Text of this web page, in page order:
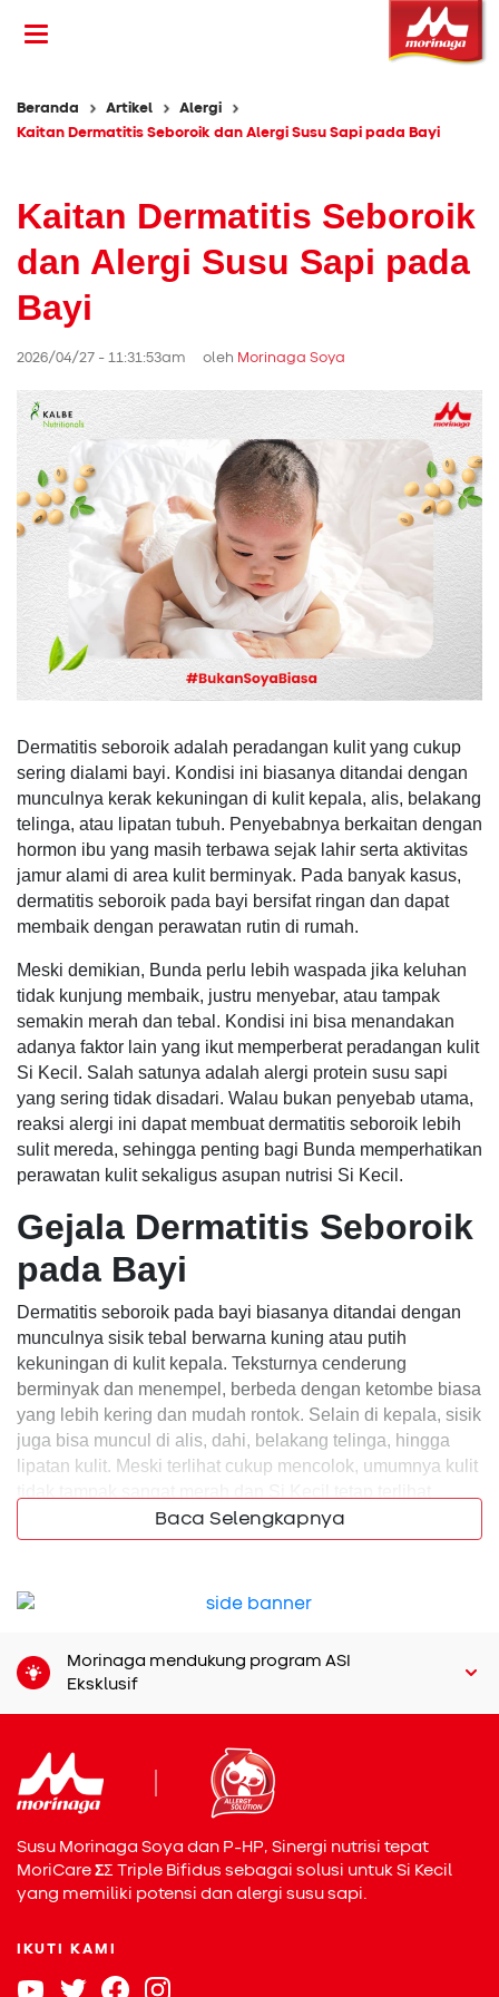
Beranda Artikel
Alergi
Kaitan Dermatitis Seboroik dan Alergi Susu Sapi pada Bayi
Kaitan Dermatitis Seboroik
dan Alergi Susu Sapi pada
Bayi
2026/04/27 - 11:31:53am oleh Morinaga Soya
Dermatitis seboroik adalah peradangan kulit yang cukup
sering dialami bayi. Kondisi ini biasanya ditandai dengan
munculnya kerak kekuningan di kulit kepala, alis, belakang
telinga, atau lipatan tubuh. Penyebabnya berkaitan dengan
hormon ibu yang masih terbawa sejak lahir serta aktivitas
jamur alami di area kulit berminyak. Pada banyak kasus,
dermatitis seboroik pada bayi bersifat ringan dan dapat
membaik dengan perawatan rutin di rumah.
Meski demikian, Bunda perlu lebih waspada jika keluhan
tidak kunjung membaik, justru menyebar, atau tampak
semakin merah dan tebal. Kondisi ini bisa menandakan
adanya faktor lain yang ikut memperberat peradangan kulit
Si Kecil. Salah satunya adalah alergi protein susu sapi
yang sering tidak disadari. Walau bukan penyebab utama,
reaksi alergi ini dapat membuat dermatitis seboroik lebih
sulit mereda, sehingga penting bagi Bunda memperhatikan
perawatan kulit sekaligus asupan nutrisi Si Kecil.
Gejala Dermatitis Seboroik
pada Bayi
Dermatitis seboroik pada bayi biasanya ditandai dengan
munculnya sisik tebal berwarna kuning atau putih
kekuningan di kulit kepala. Teksturnya cenderung
berminyak dan menempel, berbeda dengan ketombe biasa
yang lebih kering dan mudah rontok. Selain di kepala, sisik
juga bisa muncul di alis, dahi, belakang telinga, hingga
lipatan kulit. Meski terlihat cukup mencolok, umumnya kulit
gatal yang hebat, sehingga Si Kecil tidak akan tampak
eksim hampir selalu disertai rasa gatal yang mengganggu
dan kulit terasa sangat kering. Kemerahan pada eksim
juga biasanya lebih jelas dan sering muncul di pipi atau
menentukan langkah perawatan yang tepat sejak awal.
Penting juga untuk diketahui bahwa dermatitis seboroik
ini berkaitan dengan kelenjar minyak bayi yang masih
bekerja sangat aktif serta pengaruh hormon ibu setelah
Bunda dalam merawat Si Kecil.
Baca Selengkapnya
Morinaga mendukung program ASI
Eksklusif
Susu Morinaga Soya dan P-HP, Sinergi nutrisi tepat
MoriCareΣΣTriple Bifidus sebagai solusi untuk Si Kecil
yang memiliki potensi dan alergi susu sapi.
IKUTI KAMI